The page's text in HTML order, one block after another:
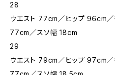
28
ウエスト 77cm／ヒップ 96cm
77cm／スソ幅 18cm
29
ウエスト 79cm／ヒップ 97cm